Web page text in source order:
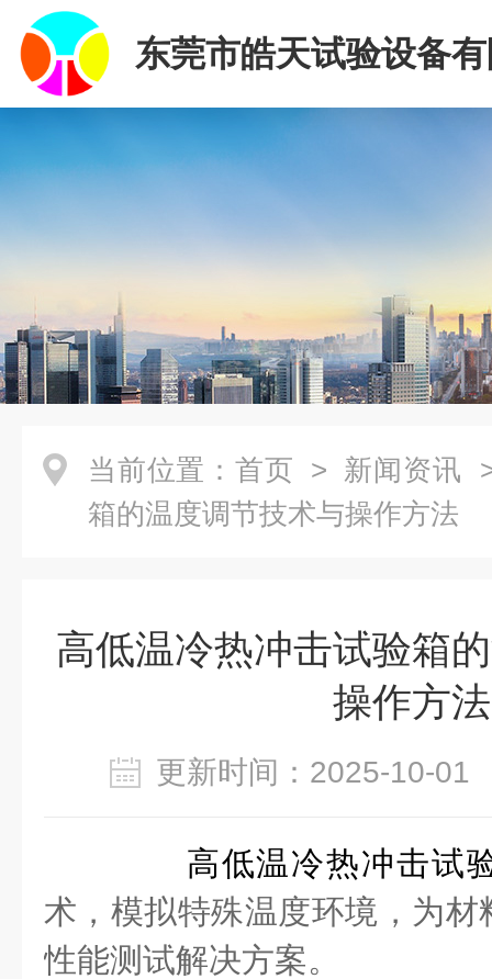
东莞市皓天试验设备
当前位置： 首页 > 新闻资讯
箱的温度调节技术与操作方法
高低温冷热冲击试验箱
操作方法
更新时间：2025-10-
高低温冷热冲击试
术，模拟特殊温度环境，为
性能测试解决方案。